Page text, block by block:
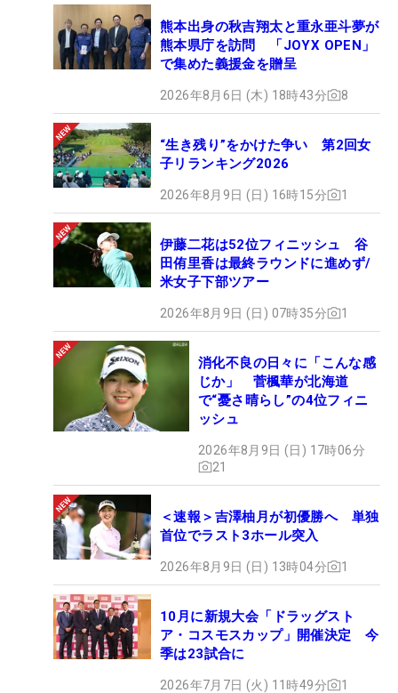
熊本出身の秋吉翔太と重永亜斗夢が
熊本県庁を訪問 「JOYX OPEN」
で集めた義援金を贈呈
2026年8月6日 (木) 18時43分 8
“生き残り”をかけた争い 第2回女
子リランキング2026
2026年8月9日 (日) 16時15分 1
伊藤二花は52位フィニッシュ 谷
田侑里香は最終ラウンドに進めず/
米女子下部ツアー
2026年8月9日 (日) 07時35分 1
消化不良の日々に「こんな感
じか」 菅楓華が北海道
で“憂さ晴らし”の4位フィニ
ッシュ
2026年8月9日 (日) 17時06分
21
＜速報＞吉澤柚月が初優勝へ 単独
首位でラスト3ホール突入
2026年8月9日 (日) 13時04分 1
10月に新規大会「ドラッグスト
ア・コスモスカップ」開催決定 今
季は23試合に
2026年7月7日 (火) 11時49分 1